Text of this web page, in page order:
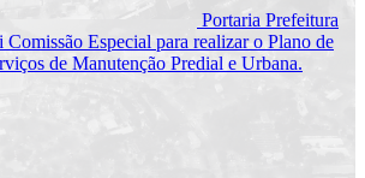
Portaria Prefeitura
Especial para realizar o Plano de
de Manutenção Predial e Urbana.